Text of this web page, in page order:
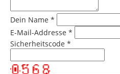
Dein Name *
E-Mail-Addresse *
Sicherheitscode *